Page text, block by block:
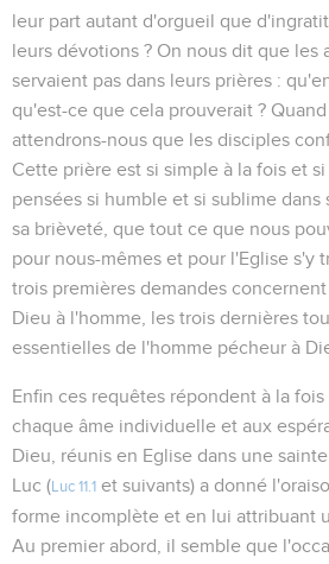
leur part autant d'orgueil que
leurs dévotions ? On nous dit que les
servaient pas dans leurs prières :
qu'est-ce que cela prouverait ? Quand
attendrons-nous que les disciples
Cette prière est si simple à la fois et
pensées si humble et si sublime dans
sa brièveté, que tout ce que nous
pour nous-mêmes et pour l'Eglise s'y
trois premières demandes
Dieu à l'homme, les trois dernières
essentielles de l'homme pécheur à
Enfin ces requêtes répondent à la
chaque âme individuelle et aux
Dieu, réunis en Eglise dans une
Luc ( Luc 11.1 et suivants) a donné
forme incomplète et en lui attribuant
Au premier abord, il semble que